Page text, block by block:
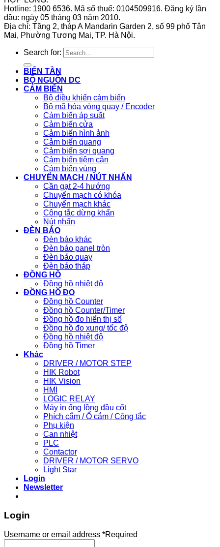
Hotline: 1900 6536. Mã số thuế: 0104509916. Đăng ký lần
đầu: ngày 05 tháng 03 năm 2010.
Địa chỉ: Tầng 2, tháp A Mandarin Garden 2, số 99 phố Tân
Mai, Phường Tương Mai, TP. Hà Nội.
Search for:
BIẾN TẦN
BỘ NGUỒN DC
CẢM BIẾN
Bộ điều khiển cảm biến
Bộ mã hóa vòng quay / Encoder
Cảm biến áp suất
Cảm biến cửa
Cảm biến hình ảnh
Cảm biến quang
Cảm biến sợi quang
Cảm biến tiệm cận
Cảm biến vùng
CHUYỂN MẠCH / NÚT NHẤN
Cần gạt 2-4 hướng
Chuyển mạch có khóa
Chuyển mạch khác
Công tắc dừng khẩn
Nút nhấn
ĐÈN BÁO
Đèn báo khác
Đèn báo panel tròn
Đèn báo quay
Đèn báo tháp
ĐỒNG HỒ
Đồng hồ nhiệt độ
ĐỒNG HỒ ĐO
Đồng hồ Counter
Đồng hồ Counter/Timer
Đồng hồ đo hiển thị số
Đồng hồ đo xung/ tốc độ
Đồng hồ nhiệt độ
Đồng hồ Timer
Khác
DRIVER / MOTOR STEP
HIK Robot
HIK Vision
HMI
LOGIC RELAY
Máy in ống lồng đầu cốt
Phích cắm / Ổ cắm / Công tắc
Phụ kiện
Can nhiệt
PLC
Contactor
DRIVER / MOTOR SERVO
Light Star
Login
Newsletter
Login
Username or email address *Required